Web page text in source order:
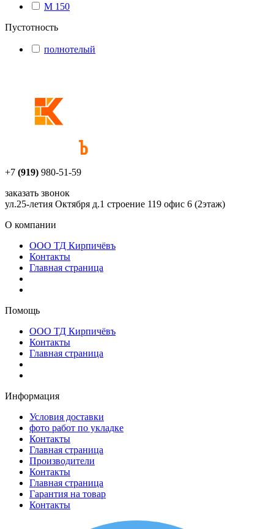
М 150
Пустотность
полнотелый
+7 (919) 980-51-59
заказать звонок
ул.25-летия Октября д.1 строение 119 офис 6 (2этаж)
О компании
ООО ТД Кирпичёвъ
Контакты
Главная страница
Помощь
ООО ТД Кирпичёвъ
Контакты
Главная страница
Информация
Условия доставки
фото работ по укладке
Контакты
Главная страница
Производители
Контакты
Главная страница
Гарантия на товар
Контакты